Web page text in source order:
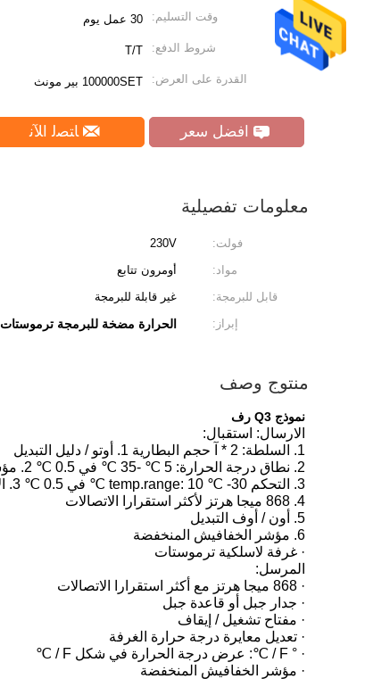
وقت التسليم: 30 عمل يوم
شروط الدفع: T/T
القدرة على العرض: 100000SET بير مونث
افضل سعر ﺎﺘﺼﻟ ﺍﻶﻧ
معلومات تفصيلية
فولت: 230V
مواد:
أومرون تتابع
قابل للبرمجة:
غير قابلة للبرمجة
إبراز:
الحرارة مضخة للبرمجة ترموستات
منتوج وصف
نموذج Q3 رف
الارسال: استقبال:
1. السلطة: 2 * آ حجم البطارية 1. أوتو / دليل التبديل
2. نطاق درجة الحرارة: 5 ℃ -35 ℃ في 0.5 ℃ 2. مؤشر نظام ليد
3. التحكم temp.range: 10 ℃ -30 ℃ في 0.5 ℃ 3. الاتصال تصنيف: 8 (2) A 230VAC ماكس
4. 868 ميجا هرتز لأكثر استقرارا الاتصالات
5. أون / أوف التبديل
6. مؤشر الخفافيش المنخفضة
· غرفة لاسلكية ترموستات
المرسل:
· 868 ميجا هرتز مع أكثر استقرارا الاتصالات
· جدار جبل أو قاعدة جبل
· مفتاح تشغيل / إيقاف
· تعديل معايرة درجة حرارة الغرفة
· ° F / ℃: عرض درجة الحرارة في شكل F / ℃
· مؤشر الخفافيش المنخفضة